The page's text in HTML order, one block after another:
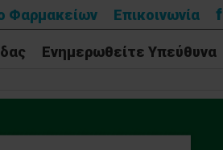
Φαρμακείων Επικοινωνία f
Ενημερωθείτε Υπεύθυνα